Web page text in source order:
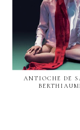
ANTIOCHE DE